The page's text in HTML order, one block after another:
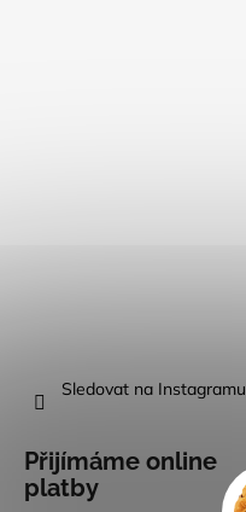
Sledovat na Instagramu
Přijímáme online
platby